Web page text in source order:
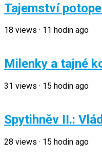
Tajemství
18 views · 11 hodin ago
Milenky a tajné
31 views · 15 hodin ago
Spytihněv II.:
28 views · 15 hodin ago